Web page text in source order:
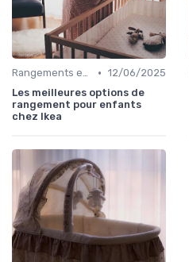
Rangements et Étagères • 12/06/2025
Les meilleures options de
rangement pour enfants
chez Ikea